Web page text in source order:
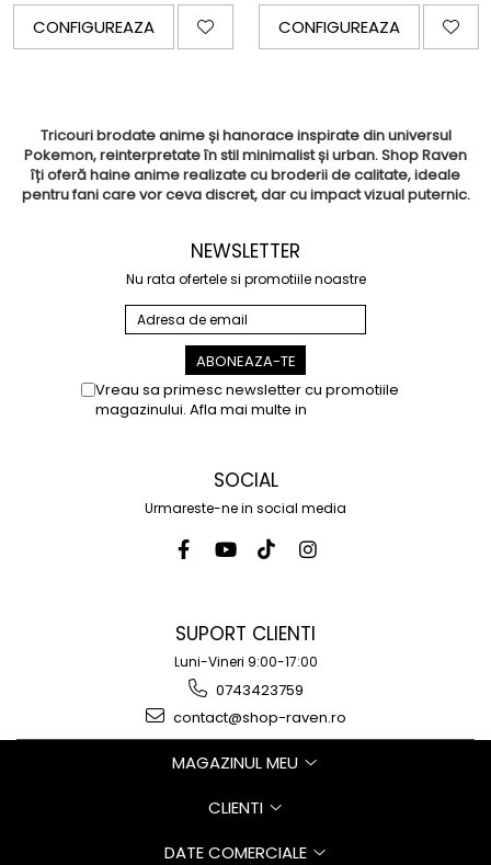
CONFIGUREAZA CONFIGUREAZA
Tricouri brodate anime și hanorace inspirate din universul
Pokemon, reinterpretate în stil minimalist și urban. Shop Raven
îți oferă haine anime realizate cu broderii de calitate, ideale
pentru fani care vor ceva discret, dar cu impact vizual puternic.
NEWSLETTER
Nu rata ofertele si promotiile noastre
Vreau sa primesc newsletter cu promotiile
magazinului. Afla mai multe in
SOCIAL
Urmareste-ne in social media
SUPORT CLIENTI
Luni-Vineri 9:00-17:00
0743423759
contact@shop-raven.ro
MAGAZINUL MEU
CLIENTI
DATE COMERCIALE